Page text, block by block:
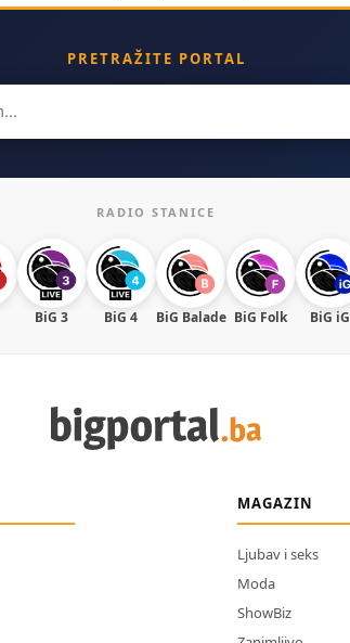
PRETRAŽITE PORTAL
RADIO STANICE
BiG 3 BiG 4 BiG Balade BiG Folk BiG iG
MAGAZIN
Ljubav i seks
Moda
ShowBiz